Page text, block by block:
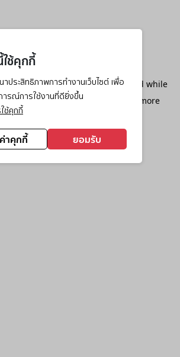
ใช้คุกกี้
ประสิทธิภาพการทำงานเว็บไซต์ เพื่อ
ารณ์การใช้งานที่ดียิ่งขึ้น
ช้คุกกี้
าคุกกี้ ยอมรับ
client-side exception has occurred while
(see the browser console
for more
information).